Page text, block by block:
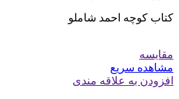
کتاب کوچه احمد شاملو
مقایسه
مشاهده سریع
افزودن به علاقه مندی